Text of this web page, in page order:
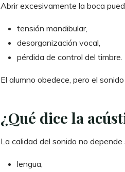
Abrir excesivamente la boca
tensión mandibular,
desorganización vocal,
pérdida de control del timbre.
El alumno obedece, pero el
¿Qué dice la
La calidad del sonido no
lengua,